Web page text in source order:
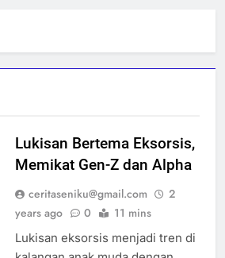
Lukisan Bertema Eksorsis,
Memikat Gen-Z dan Alpha
ceritaseniku@gmail.com
2
years ago
0 11 mins
Lukisan eksorsis menjadi tren di